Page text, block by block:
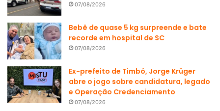
07/08/2026
Bebê de quase 5 kg surpreende e bate
recorde em hospital de SC
07/08/2026
Ex-prefeito de Timbó, Jorge Krüger
abre o jogo sobre candidatura, legado
e Operação Credenciamento
07/08/2026